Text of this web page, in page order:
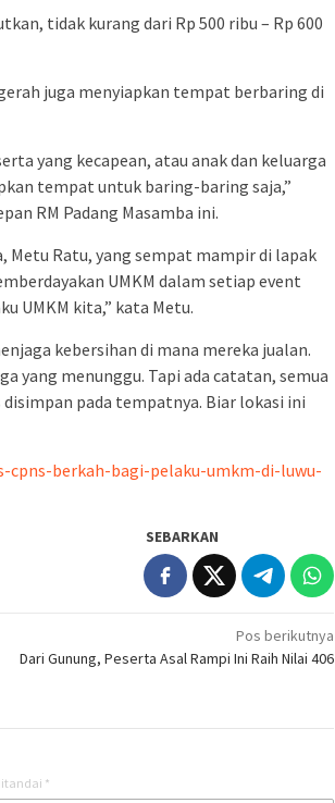
tidak kurang dari Rp 500 ribu – Rp 600
juga menyiapkan tempat berbaring di
yang kecapean, atau anak dan keluarga
tempat untuk baring-baring saja,”
RM Padang Masamba ini.
Metu Ratu, yang sempat mampir di lapak
UMKM dalam setiap event
UMKM kita,” kata Metu.
kebersihan di mana mereka jualan.
yang menunggu. Tapi ada catatan, semua
pada tempatnya. Biar lokasi ini
berkah-bagi-pelaku-umkm-di-luwu-
SEBARKAN
Pos berikutnya
Dari Gunung, Peserta Asal Rampi Ini Raih Nilai 406
*